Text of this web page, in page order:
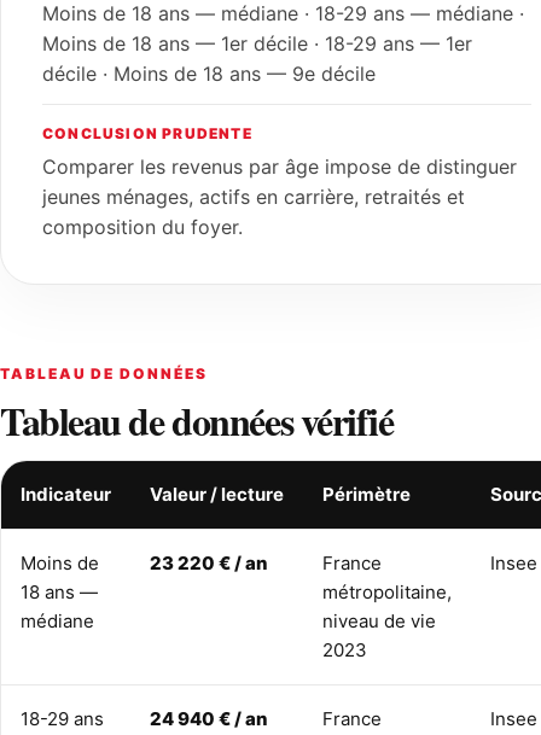
Moins de 18 ans — médiane · 18-29 ans — médiane ·
Moins de 18 ans — 1er décile · 18-29 ans — 1er
décile · Moins de 18 ans — 9e décile
CONCLUSION PRUDENTE
Comparer les revenus par âge impose de distinguer
jeunes ménages, actifs en carrière, retraités et
composition du foyer.
TABLEAU DE DONNÉES
Tableau de données vérifié
Indicateur Valeur / lecture Périmètre
Moins de
18 ans —
médiane
23 220 € / an
France
métropolitaine,
niveau de vie
2023
Insee
18-29 ans
24 940 € / an
France
Insee